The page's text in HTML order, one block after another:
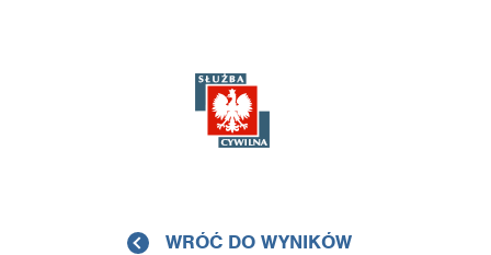
WRÓĆ DO WYNIKÓW